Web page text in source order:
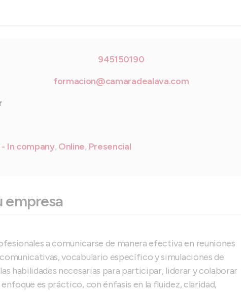
945150190
formacion@camaradealava.com
In company, Online, Presencial
empresa
a comunicarse de manera efectiva en reuniones
vocabulario específico y simulaciones de
habilidades necesarias para participar, liderar y colaborar
es práctico, con énfasis en la fluidez, claridad,